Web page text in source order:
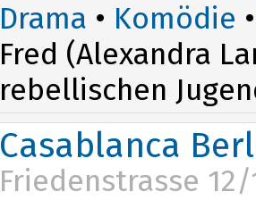
Drama • Komödie
Fred (Alexandra
rebellischen
Casablanca
Friedenstrasse 12/